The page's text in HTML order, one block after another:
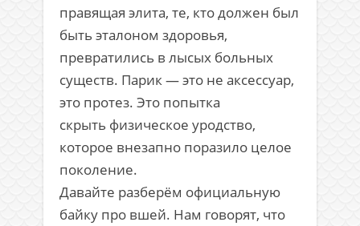
правящая элита, те, кто должен был
быть эталоном здоровья,
превратились в лысых больных
существ. Парик — это не аксессуар,
это протез. Это попытка
скрыть физическое уродство,
которое внезапно поразило целое
поколение.
Давайте разберём официальную
байку про вшей. Нам говорят, что